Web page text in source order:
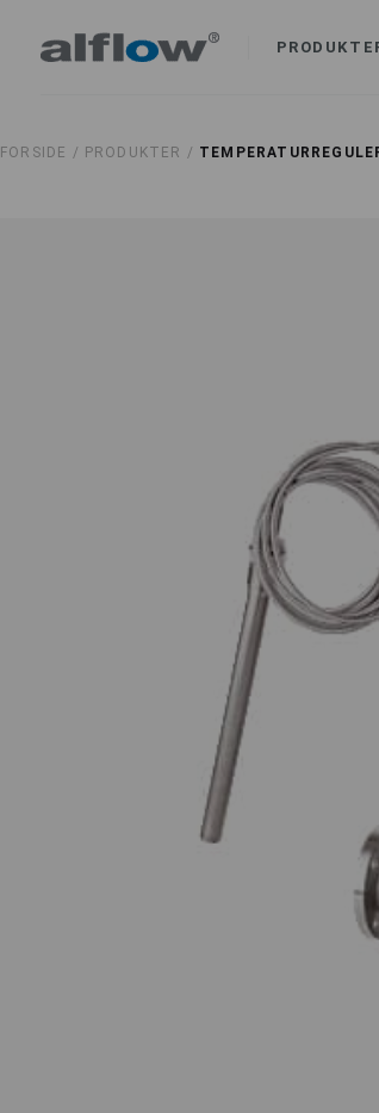
FORSIDE / PRODUKTER /